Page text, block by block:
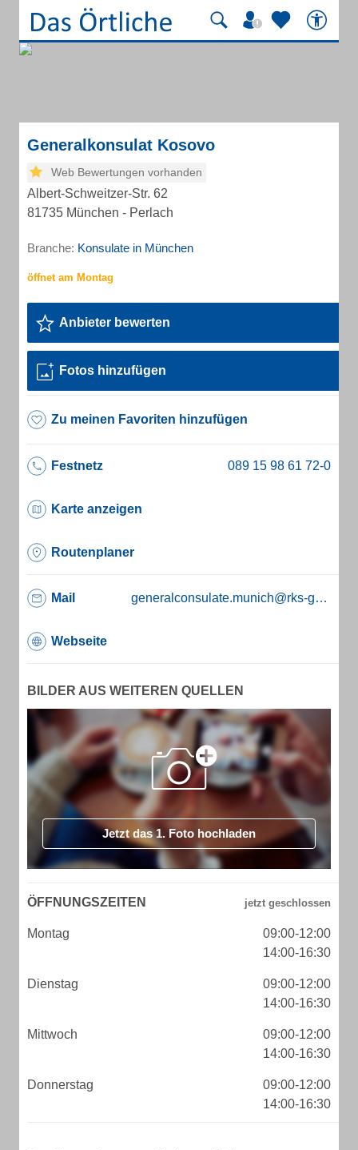
Generalkonsulat Kosovo
Web Bewertungen vorhanden
Albert-Schweitzer-Str. 62
81735 München - Perlach
Branche: Konsulate in München
Anbieter bewerten
Fotos hinzufügen
Zu meinen Favoriten hinzufügen
Festnetz
Karte anzeigen
Routenplaner
Mail generalconsulate.munich@rks-gov.net
Webseite
BILDER AUS WEITEREN QUELLEN
Jetzt das 1. Foto hochladen
ÖFFNUNGSZEITEN
Montag
09:00-12:00
14:00-16:30
Dienstag
09:00-12:00
14:00-16:30
Mittwoch
09:00-12:00
14:00-16:30
Donnerstag
09:00-12:00
14:00-16:30